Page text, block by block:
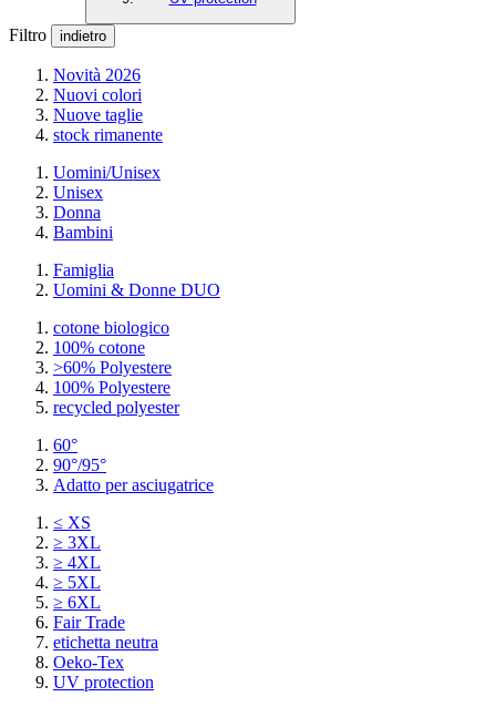
Filtro indietro
Novità 2026
Nuovi colori
Nuove taglie
stock rimanente
Uomini/Unisex
Unisex
Donna
Bambini
Famiglia
Uomini & Donne DUO
cotone biologico
100% cotone
>60% Polyestere
100% Polyestere
recycled polyester
60°
90°/95°
Adatto per asciugatrice
≤ XS
≥ 3XL
≥ 4XL
≥ 5XL
≥ 6XL
Fair Trade
etichetta neutra
Oeko-Tex
UV protection